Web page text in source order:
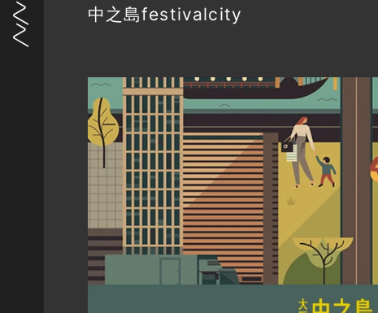
中之島festivalcity